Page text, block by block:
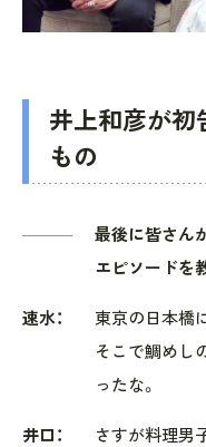
井上和彦が初
もの
最後に皆さん
エピソードを
速水：
東京の日本橋
そこで鯛めし
ったな。
井口： さすが料理男子